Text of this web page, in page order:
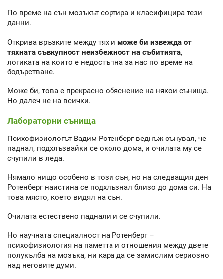
По време на сън мозъкът сортира и класифицира тези
данни.
Открива връзките между тях и може би извежда от
тяхната съвкупност неизбежност на събитията,
логиката на които е недостъпна за нас по време на
бодърстване.
Може би, това е прекрасно обяснение на някои сънища.
Но далеч не на всички.
Лабораторни сънища
Психофизиологът Вадим Ротенберг веднъж сънувал, че
паднал, подхлъзвайки се около дома, и очилата му се
счупили в леда.
Нямало нищо особено в този сън, но на следващия ден
Ротенберг наистина се подхлъзнал близо до дома си. На
това място, което видял на сън.
Очилата естествено паднали и се счупили.
Но научната специалност на Ротенберг –
психофизиология на паметта и отношения между двете
полукълба на мозъка, ни кара да се замислим сериозно
над неговите думи.